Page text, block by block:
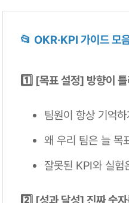
📂 OKR·KPI 가이드 모
1️⃣ [목표 설정] 방향이
팀원이 항상 기억
왜 우리 팀은 늘 목
잘못된 KPI와 실험
2️⃣ [성과 달성] 진짜 숫